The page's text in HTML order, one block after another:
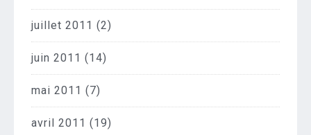
juillet 2011 (2)
juin 2011 (14)
mai 2011 (7)
avril 2011 (19)